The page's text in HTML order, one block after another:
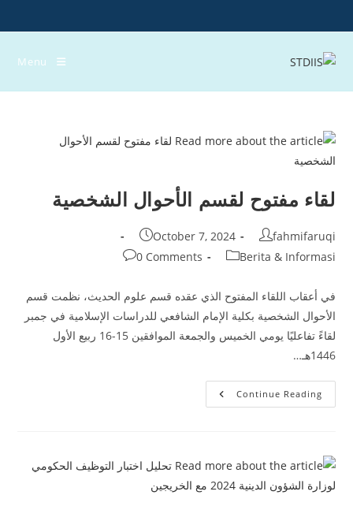
to
content
Menu
لقاء مفتوح لقسم الأحوال الشخصية
Post
author:
fahmifaruqi
Post
published:
October 7, 2024
Post
Berita & Informasi
Post
0 Comments
في أعقاب اللقاء المفتوح الذي عقده قسم علوم الحديث، نظمت قسم
الأحوال الشخصية بكلية الإمام الشافعي للدراسات الإسلامية في جمبر
لقاءً تفاعليًا يومي الخميس والجمعة الموافقين 15-16 ربيع الأول
1446هـ…
Continue Readingلقاء
مفتوح